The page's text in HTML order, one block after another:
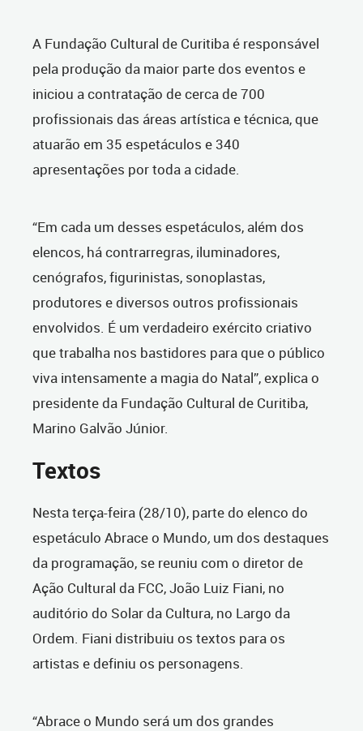
A Fundação Cultural de Curitiba é responsável
pela produção da maior parte dos eventos e
iniciou a contratação de cerca de 700
profissionais das áreas artística e técnica, que
atuarão em 35 espetáculos e 340
apresentações por toda a cidade.
“Em cada um desses espetáculos, além dos
elencos, há contrarregras, iluminadores,
cenógrafos, figurinistas, sonoplastas,
produtores e diversos outros profissionais
envolvidos. É um verdadeiro exército criativo
que trabalha nos bastidores para que o público
viva intensamente a magia do Natal”, explica o
presidente da Fundação Cultural de Curitiba,
Marino Galvão Júnior.
Textos
Nesta terça-feira (28/10), parte do elenco do
espetáculo Abrace o Mundo, um dos destaques
da programação, se reuniu com o diretor de
Ação Cultural da FCC, João Luiz Fiani, no
auditório do Solar da Cultura, no Largo da
Ordem. Fiani distribuiu os textos para os
artistas e definiu os personagens.
“Abrace o Mundo será um dos grandes